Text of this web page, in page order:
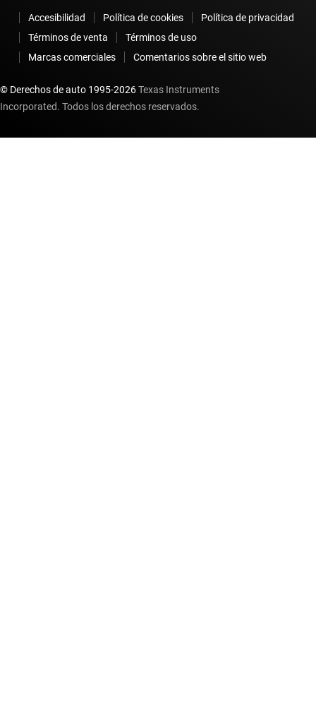
Accesibilidad Política de cookies
Política de privacidad
Términos de venta
Términos de uso
Marcas comerciales
Comentarios sobre el sitio web
© Derechos de auto 1995-2026Texas Instruments
Incorporated. Todos los derechos reservados.